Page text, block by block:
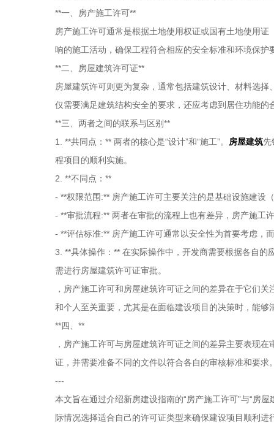
**一、房产施工许可**
房产施工许可通常是根据土地使用权证或国有土地使用
响的施工活动，确保工程符合相应的安全标准和环境保护
**二、房屋建筑许可证**
房屋建筑许可则更为复杂，通常包括建筑设计、材料选
仅需要满足建筑结构安全的要求，还应考虑到居住功能的
**三、两者之间的联系与区别**
1. **共同点：** 两者的核心是“设计”和“施工”。
房屋建筑先
程项目的顺利实施。
2. **不同点：**
- **权限范围:** 房产施工许可主要关注的是基础设施建设
- **审批流程:** 两者在审批的流程上也有差异，房产施工
- **评估标准:** 房产施工许可通常以安全性为首要考虑，
3. **具体操作：** 在实际操作中，开发商需要根据各自
需进行房屋建筑许可证审批。
，房产施工许可和房屋建筑许可证之间的差异在于它们
和个人至关重要，尤其是在面临建设项目的决策时，能
**四、**
，房产施工许可与房屋建筑许可证之间的差异主要表现
证，并需要准备不同的文件以符合各自的审核标准和要
---
本文旨在通过介绍新房建设指南的“房产施工许可”与“房
际情况选择适合自己的许可证类型来确保建设项目顺利进